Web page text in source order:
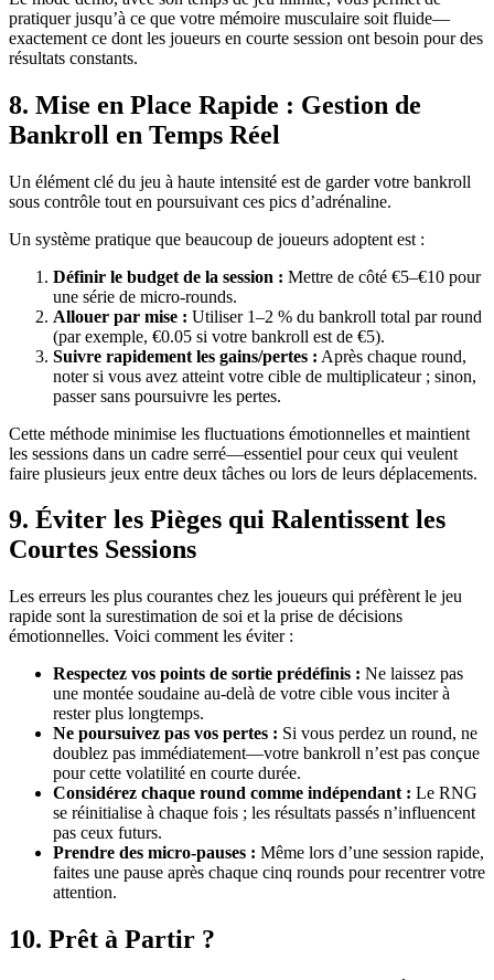
pratiquer jusqu’à ce que votre mémoire musculaire soit fluide—
exactement ce dont les joueurs en courte session ont besoin pour des
résultats constants.
8. Mise en Place Rapide : Gestion de
Bankroll en Temps Réel
Un élément clé du jeu à haute intensité est de garder votre bankroll
sous contrôle tout en poursuivant ces pics d’adrénaline.
Un système pratique que beaucoup de joueurs adoptent est :
Définir le budget de la session : Mettre de côté €5–€10 pour
une série de micro‑rounds.
Allouer par mise : Utiliser 1–2 % du bankroll total par round
(par exemple, €0.05 si votre bankroll est de €5).
Suivre rapidement les gains/pertes : Après chaque round,
noter si vous avez atteint votre cible de multiplicateur ; sinon,
passer sans poursuivre les pertes.
Cette méthode minimise les fluctuations émotionnelles et maintient
les sessions dans un cadre serré—essentiel pour ceux qui veulent
faire plusieurs jeux entre deux tâches ou lors de leurs déplacements.
9. Éviter les Pièges qui Ralentissent les
Courtes Sessions
Les erreurs les plus courantes chez les joueurs qui préfèrent le jeu
rapide sont la surestimation de soi et la prise de décisions
émotionnelles. Voici comment les éviter :
Respectez vos points de sortie prédéfinis : Ne laissez pas
une montée soudaine au‑delà de votre cible vous inciter à
rester plus longtemps.
Ne poursuivez pas vos pertes : Si vous perdez un round, ne
doublez pas immédiatement—votre bankroll n’est pas conçue
pour cette volatilité en courte durée.
Considérez chaque round comme indépendant : Le RNG
se réinitialise à chaque fois ; les résultats passés n’influencent
pas ceux futurs.
Prendre des micro‑pauses : Même lors d’une session rapide,
faites une pause après chaque cinq rounds pour recentrer votre
attention.
10. Prêt à Partir ?